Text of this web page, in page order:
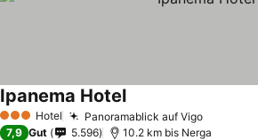
3 SterneHotel Panoramablick auf Vigo
Ipanema Hotel
7,9 Gut 5.596 10.2 km bis Nerga